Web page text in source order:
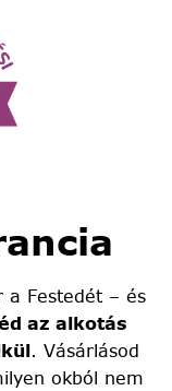
a Festedét – és
az alkotás
. Vásárlásod
okból nem